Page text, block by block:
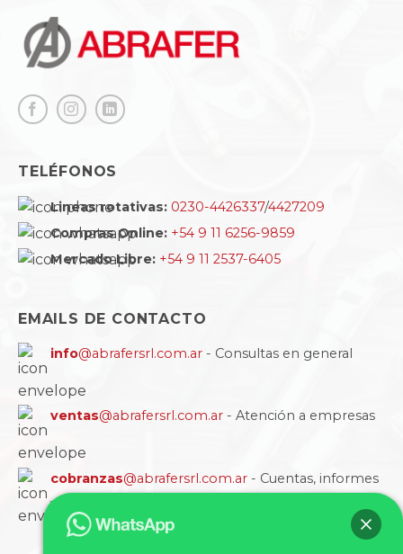
TELÉFONOS
Lineas rotativas: 0230-4426337/4427209
Compras Online: +54 9 11 6256-9859
Mercado Libre: +54 9 11 2537-6405
EMAILS DE CONTACTO
info@abrafersrl.com.ar - Consultas en general
ventas@abrafersrl.com.ar - Atención a empresas
cobranzas@abrafersrl.com.ar - Cuentas, informes
y comprobantes